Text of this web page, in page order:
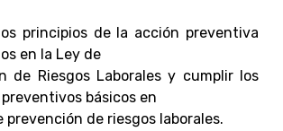
principios de la acción preventiva
en la Ley de
de Riesgos Laborales y cumplir los
básicos en
prevención de riesgos laborales.